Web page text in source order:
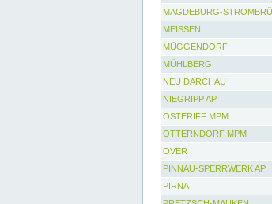
MAGDEBURG-
MEISSEN
MÜGGENDORF
MÜHLBERG
NEU DARCHAU
NIEGRIPP AP
OSTERIFF MPM
OTTERNDORF MPM
OVER
PINNAU-SPERRWERK AP
PIRNA